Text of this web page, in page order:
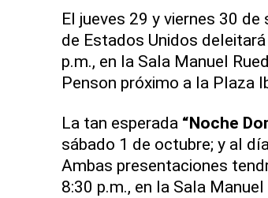
El jueves 29 y viernes 30 de
de Estados Unidos
p.m., en la Sala Manuel
Penson próximo a la Plaza
La tan esperada “Noche
sábado 1 de octubre; y al
Ambas presentaciones
8:30 p.m., en la Sala Manuel